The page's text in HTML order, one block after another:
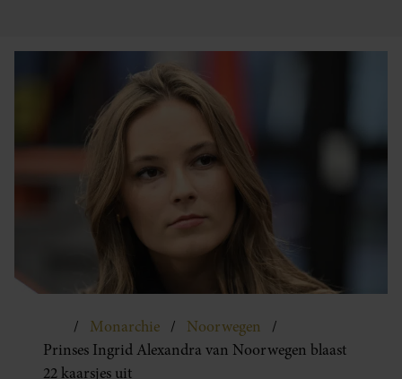
Monarchie
Noorwegen
Prinses Ingrid Alexandra van Noorwegen blaast
22 kaarsjes uit